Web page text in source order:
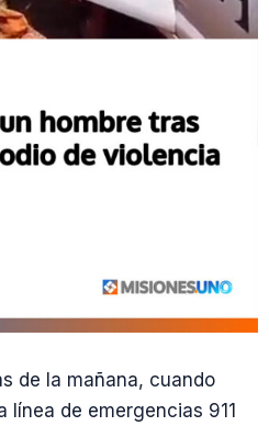
de la mañana, cuando
línea de emergencias 911